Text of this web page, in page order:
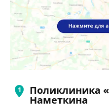
Поликлиника
Наметкина